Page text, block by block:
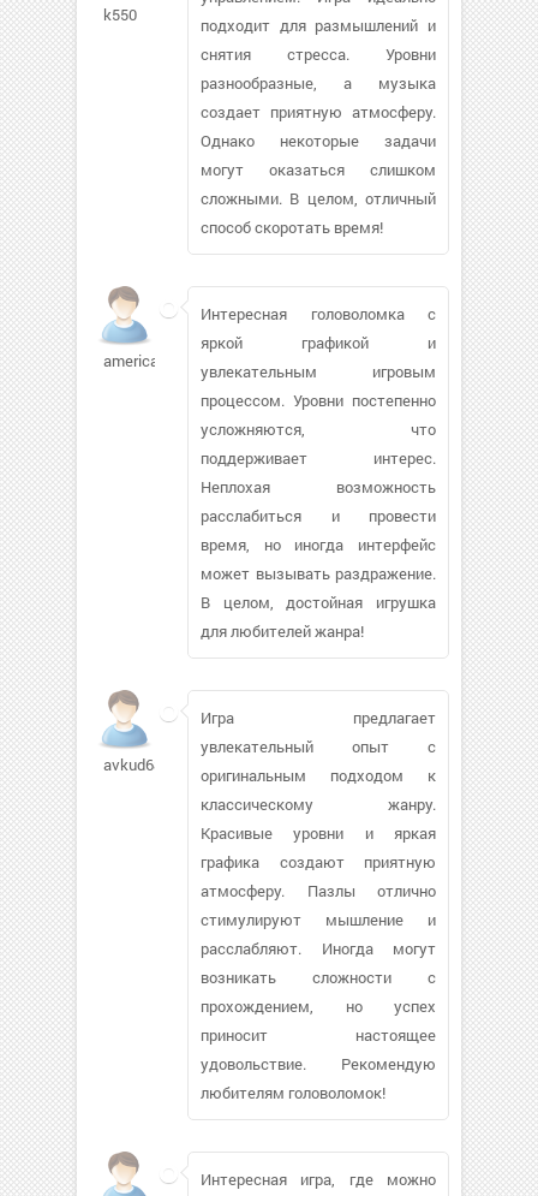
k550
подходит для размышлений и
снятия стресса. Уровни
разнообразные, а музыка
создает приятную атмосферу.
Однако некоторые задачи
могут оказаться слишком
сложными. В целом, отличный
способ скоротать время!
america55
Интересная головоломка с
яркой графикой и
увлекательным игровым
процессом. Уровни постепенно
усложняются, что
поддерживает интерес.
Неплохая возможность
расслабиться и провести
время, но иногда интерфейс
может вызывать раздражение.
В целом, достойная игрушка
для любителей жанра!
avkud68
Игра предлагает
увлекательный опыт с
оригинальным подходом к
классическому жанру.
Красивые уровни и яркая
графика создают приятную
атмосферу. Пазлы отлично
стимулируют мышление и
расслабляют. Иногда могут
возникать сложности с
прохождением, но успех
приносит настоящее
удовольствие. Рекомендую
любителям головоломок!
Интересная игра, где можно